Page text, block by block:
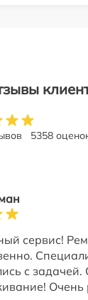
5358
сервис!
с задачей.
Очень